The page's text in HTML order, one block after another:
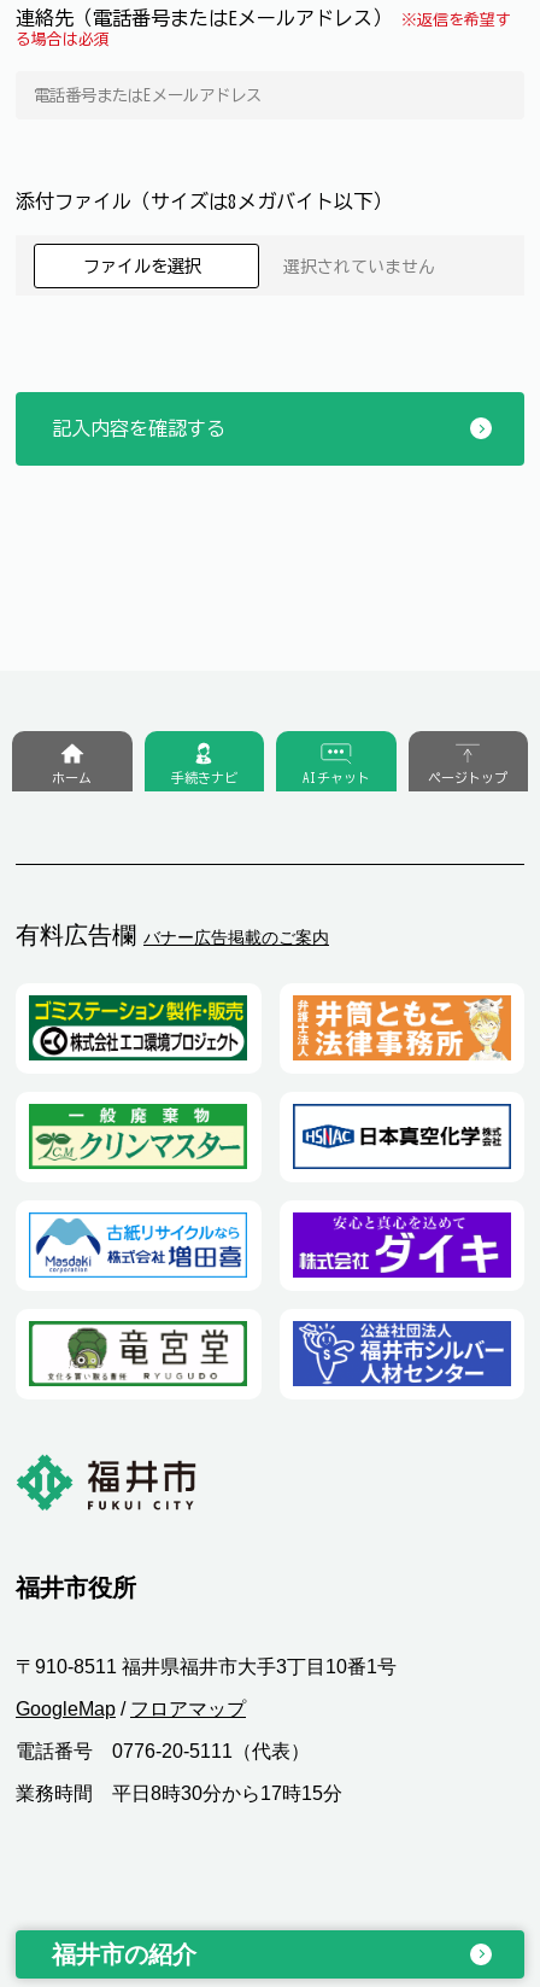
連絡先（電話番号またはEメールアドレス）
※返信を希望す
る場合は必須
添付ファイル（サイズは8メガバイト以下）
ファイルを選択 選択されていません
有料広告欄 バナー広告掲載のご案内
ホーム 手続きナビ AIチャット ページトップ
福井市役所
〒910-8511 福井県福井市大手3丁目10番1号
GoogleMap / フロアマップ
電話番号 0776-20-5111（代表）
業務時間 平日8時30分から17時15分
福井市の紹介